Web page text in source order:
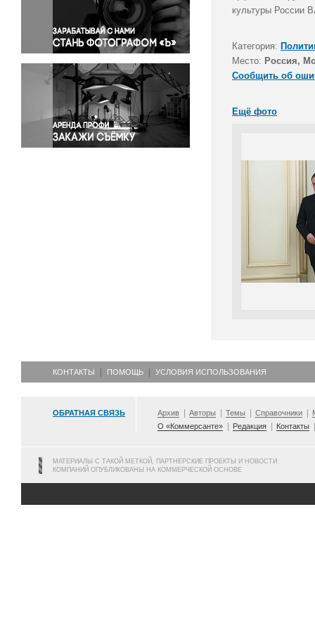
Правосудие
Происшествия и конфликты
Религия
Светская жизнь
Спорт
Экология
Экономика и бизнес
культуры России
Категория:
Место: Россия,
Сообщить об
Ещё фото
КОНТАКТЫ ПОМОЩЬ УСЛОВИЯ ИСПОЛЬЗОВАНИЯ
ОБРАТНАЯ СВЯЗЬ Архив Авторы Темы Справочники
О «Коммерсанте»
Редакция Контакты
МАТЕРИАЛЫ С ТАКОЙ МЕТКОЙ, ПАРТНЕРСКИЕ ПРОЕКТЫ И НОВОСТИ
КОМПАНИЙ ОПУБЛИКОВАНЫ НА КОММЕРЧЕСКОЙ ОСНОВЕ